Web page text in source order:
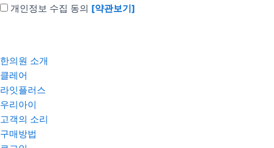
개인정보 수집 동의 [약관보기]
한의원 소개
클레어
라잇플러스
우리아이
고객의 소리
구매방법